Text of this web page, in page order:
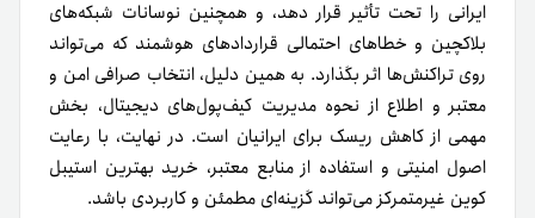
مطالب مرتبط: یک دلار و دو دنیای متفاوت؛ چگونگی پذیرش
استیبل‌کوین‌ها در دنیای امروز
مقایسه استیبل کوین ‌های متمرکز
و غیرمتمرکز